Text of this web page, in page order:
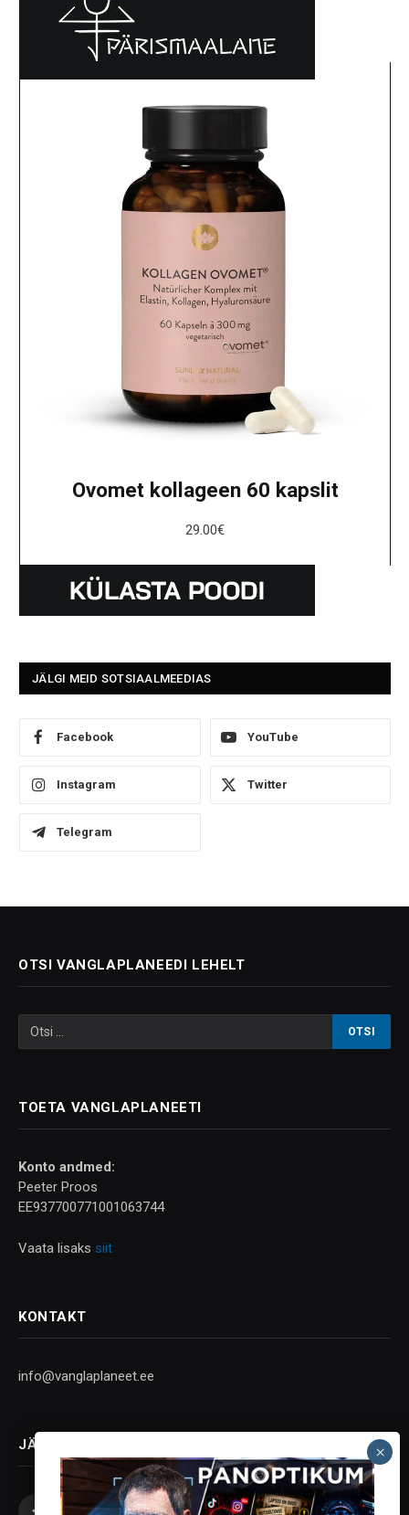
Ovomet kollageen 60 kapslit
29.00€
JÄLGI MEID SOTSIAALMEEDIAS
Facebook YouTube
Instagram Twitter
Telegram
OTSI VANGLAPLANEEDI LEHELT
TOETA VANGLAPLANEETI
Konto andmed:
Peeter Proos
EE937700771001063744
Vaata lisaks siit
KONTAKT
info@vanglaplaneet.ee
JÄLGI SOTSIAALMEEDIAS